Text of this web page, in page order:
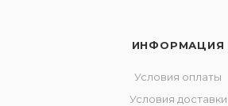
ИНФОРМАЦИЯ
Условия оплаты
Условия доставки